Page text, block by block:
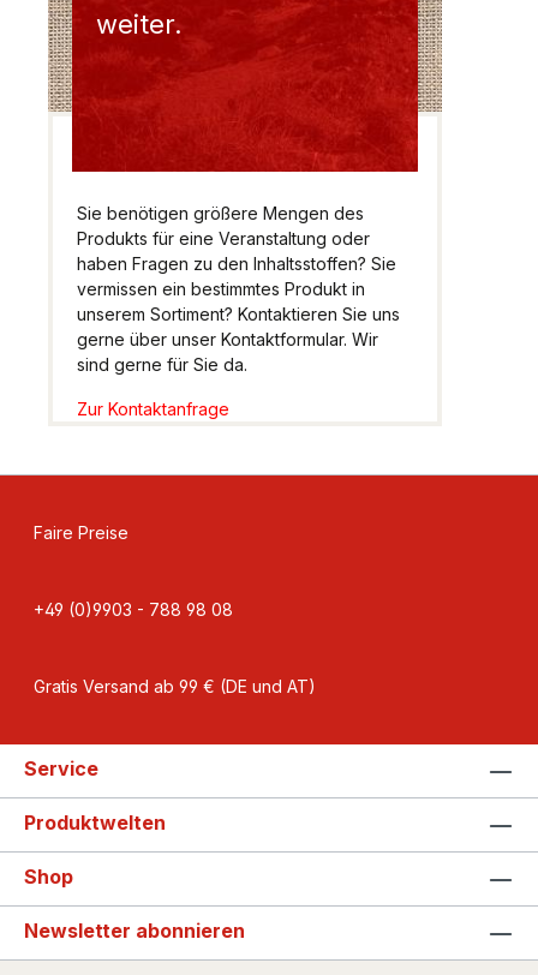
weiter.
Sie benötigen größere Mengen des
Produkts für eine Veranstaltung oder
haben Fragen zu den Inhaltsstoffen? Sie
vermissen ein bestimmtes Produkt in
unserem Sortiment? Kontaktieren Sie uns
gerne über unser Kontaktformular. Wir
sind gerne für Sie da.
Zur Kontaktanfrage
Faire Preise
+49 (0)9903 - 788 98 08
Gratis Versand ab 99 € (DE und AT)
Service
Produktwelten
Shop
Newsletter abonnieren